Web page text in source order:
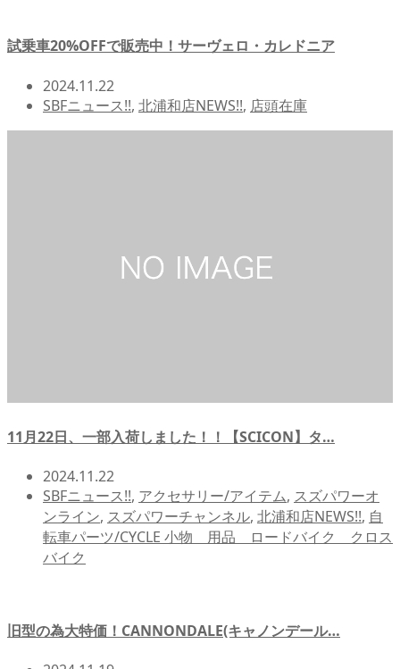
試乗車20%OFFで販売中！サーヴェロ・カレドニア
2024.11.22
SBFニュース!!, 北浦和店NEWS!!, 店頭在庫
11月22日、一部入荷しました！！【SCICON】タ…
2024.11.22
SBFニュース!!, アクセサリー/アイテム, スズパワーオ
ンライン, スズパワーチャンネル, 北浦和店NEWS!!, 自
転車パーツ/CYCLE 小物 用品 ロードバイク クロス
バイク
旧型の為大特価！CANNONDALE(キャノンデール…